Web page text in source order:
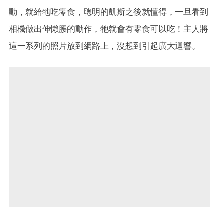
動，就給牠吃零食，聰明的凱斯之後就懂得，一旦看到
相機做出伸懶腰的動作，牠就會有零食可以吃！主人將
這一系列的照片放到網路上，沒想到引起廣大迴響。